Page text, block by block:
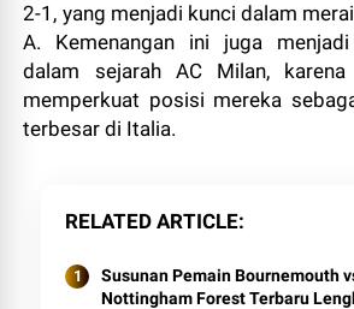
2-1, yang menjadi kunci dalam
A. Kemenangan ini juga
dalam sejarah AC Milan,
memperkuat posisi mereka
terbesar di Italia.
RELATED ARTICLE
Susunan Pemain Bournemouth
Nottingham Forest Terbaru